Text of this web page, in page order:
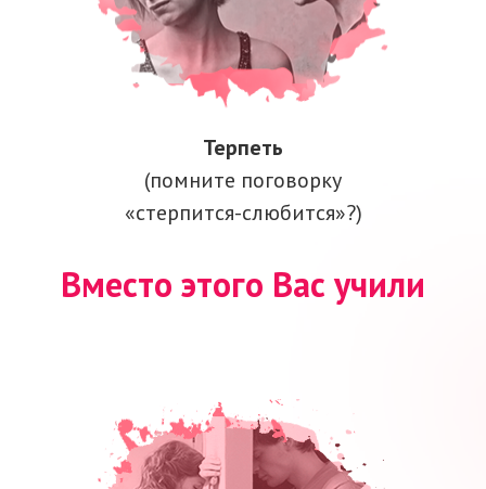
Терпеть
(помните поговорку
«стерпится-слюбится»?)
Вместо этого Вас учили